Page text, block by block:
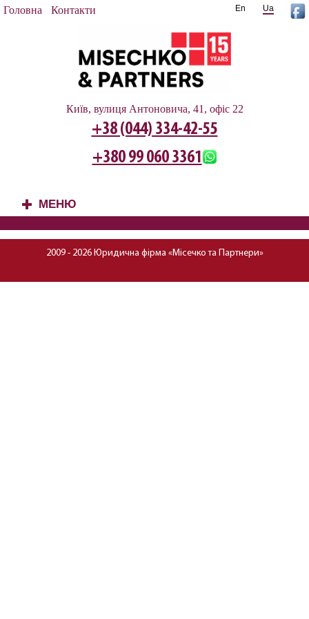
Головна Контакти Ua
En
Київ, вулиця Антоновича, 41, офіс 22
+38 (044) 334-42-55
+380 99 060 3361
+ МЕНЮ
2009 - 2026 Юридична фірма «Місечко та Партнери»